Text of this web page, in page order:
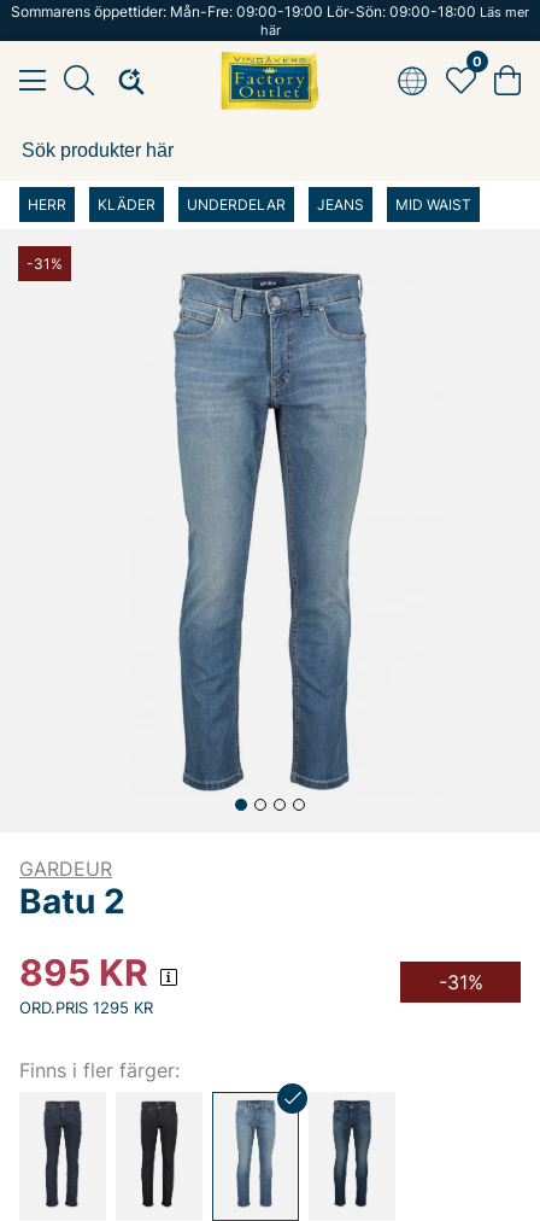
Sommarens öppettider: Mån-Fre: 09:00-19:00 Lör-Sön: 09:00-18:00 Läs mer
här
0
HERR KLÄDER UNDERDELAR JEANS MID WAIST
-31%
GARDEUR
Batu 2
895 KR
ORD.PRIS 1295 KR
-31%
Finns i fler färger: